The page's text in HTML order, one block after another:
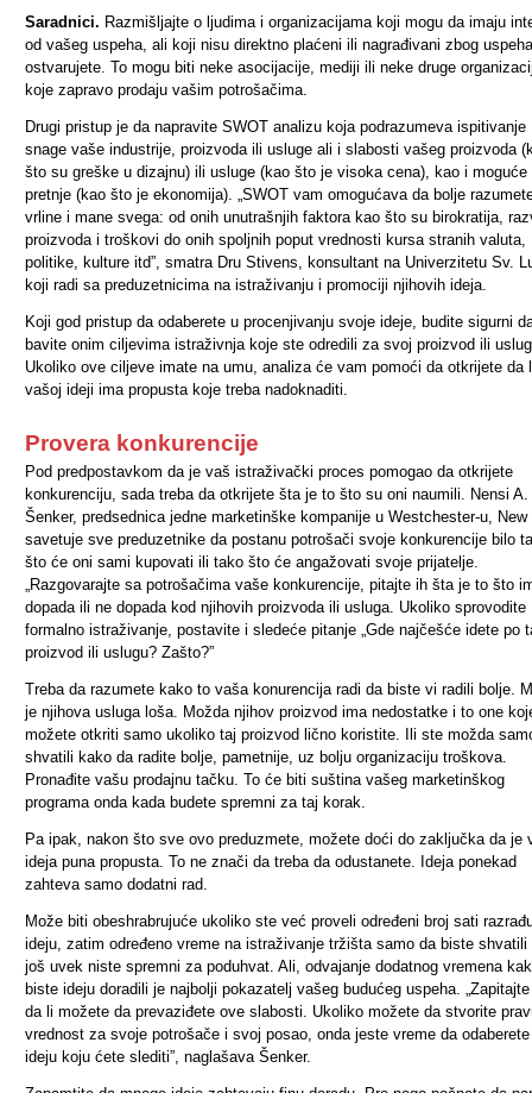
Saradnici. Razmišljajte o ljudima i organizacijama koji mogu da imaju
od vašeg uspeha, ali koji nisu direktno plaćeni ili nagrađivani zbog
ostvarujete. To mogu biti neke asocijacije, mediji ili neke druge
koje zapravo prodaju vašim potrošačima.
Drugi pristup je da napravite SWOT analizu koja podrazumeva ispitivanje
snage vaše industrije, proizvoda ili usluge ali i slabosti vašeg proizvoda
što su greške u dizajnu) ili usluge (kao što je visoka cena), kao i moguće
pretnje (kao što je ekonomija). „SWOT vam omogućava da bolje
vrline i mane svega: od onih unutrašnjih faktora kao što su birokratija,
proizvoda i troškovi do onih spoljnih poput vrednosti kursa stranih valuta,
politike, kulture itd”, smatra Dru Stivens, konsultant na Univerzitetu Sv.
koji radi sa preduzetnicima na istraživanju i promociji njihovih ideja.
Koji god pristup da odaberete u procenjivanju svoje ideje, budite sigurni
bavite onim ciljevima istraživnja koje ste odredili za svoj proizvod ili
Ukoliko ove ciljeve imate na umu, analiza će vam pomoći da otkrijete da
vašoj ideji ima propusta koje treba nadoknaditi.
Provera konkurencije
Pod predpostavkom da je vaš istraživački proces pomogao da otkrijete
konkurenciju, sada treba da otkrijete šta je to što su oni naumili. Nensi A.
Šenker, predsednica jedne marketinške kompanije u Westchester-u, New
savetuje sve preduzetnike da postanu potrošači svoje konkurencije bilo
što će oni sami kupovati ili tako što će angažovati svoje prijatelje.
„Razgovarajte sa potrošačima vaše konkurencije, pitajte ih šta je to što
dopada ili ne dopada kod njihovih proizvoda ili usluga. Ukoliko sprovodite
formalno istraživanje, postavite i sledeće pitanje „Gde najčešće idete po
proizvod ili uslugu? Zašto?”
Treba da razumete kako to vaša konurencija radi da biste vi radili bolje.
je njihova usluga loša. Možda njihov proizvod ima nedostatke i to one
možete otkriti samo ukoliko taj proizvod lično koristite. Ili ste možda
shvatili kako da radite bolje, pametnije, uz bolju organizaciju troškova.
Pronađite vašu prodajnu tačku. To će biti suština vašeg marketinškog
programa onda kada budete spremni za taj korak.
Pa ipak, nakon što sve ovo preduzmete, možete doći do zaključka da je
ideja puna propusta. To ne znači da treba da odustanete. Ideja ponekad
zahteva samo dodatni rad.
Može biti obeshrabrujuće ukoliko ste već proveli određeni broj sati
ideju, zatim određeno vreme na istraživanje tržišta samo da biste shvatili
još uvek niste spremni za poduhvat. Ali, odvajanje dodatnog vremena
biste ideju doradili je najbolji pokazatelj vašeg budućeg uspeha.
da li možete da prevaziđete ove slabosti. Ukoliko možete da stvorite
vrednost za svoje potrošače i svoj posao, onda jeste vreme da
ideju koju ćete slediti”, naglašava Šenker.